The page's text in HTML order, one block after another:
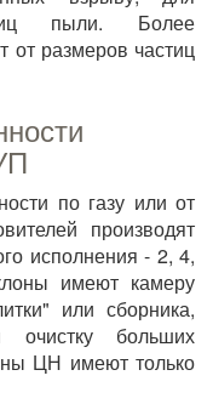
пыли. Более
от размеров частиц
по газу или от
производят
исполнения - 2, 4,
имеют камеру
или сборника,
очистку больших
ЦН имеют только